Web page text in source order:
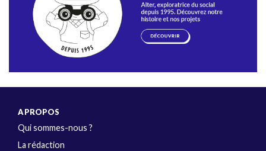
A PROPOS
Qui sommes-nous ?
La rédaction